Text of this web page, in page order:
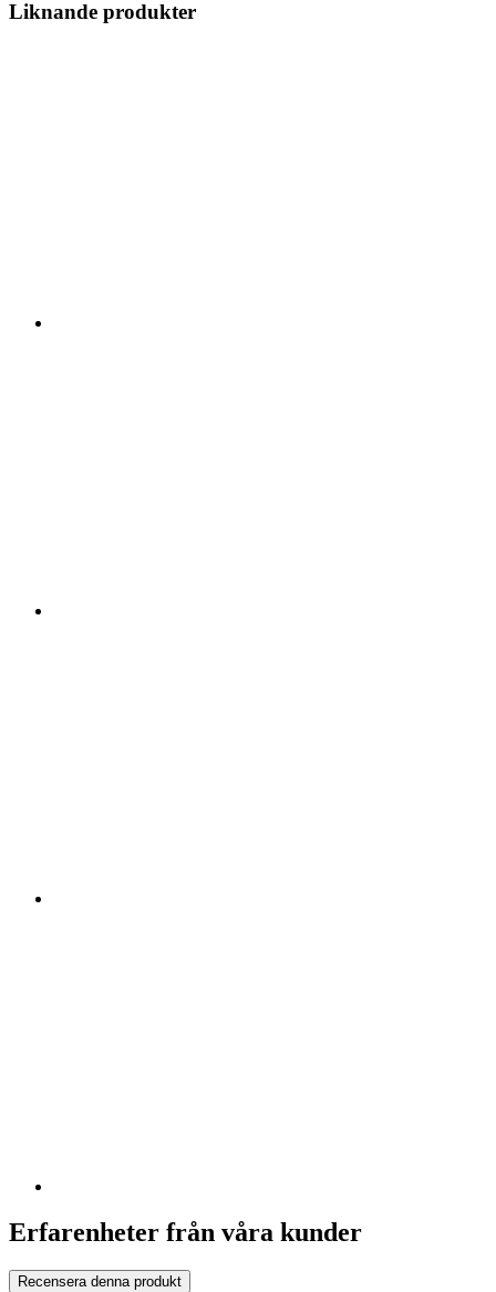
Liknande produkter
Erfarenheter från våra kunder
Recensera denna produkt